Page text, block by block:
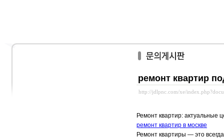
ремонт квартир
http://jdlpnc.com/xe/
Ремонт квартир: актуальные
ремонт квартир в москве
Ремонт квартиры — это